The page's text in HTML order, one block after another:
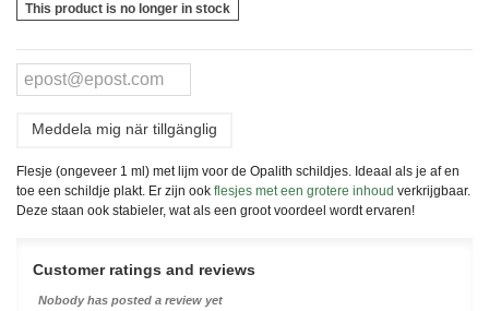
This product is no longer in stock
Meddela mig när tillgänglig
Flesje (ongeveer 1 ml) met lijm voor de Opalith schildjes. Ideaal als je af en
toe een schildje plakt. Er zijn ook flesjes met een grotere inhoud verkrijgbaar.
Deze staan ook stabieler, wat als een groot voordeel wordt ervaren!
Customer ratings and reviews
Nobody has posted a review yet